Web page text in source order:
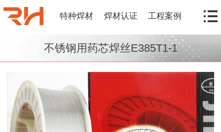
特种焊材 焊材认证 工程案例
不锈钢用药芯焊丝E385T1-1